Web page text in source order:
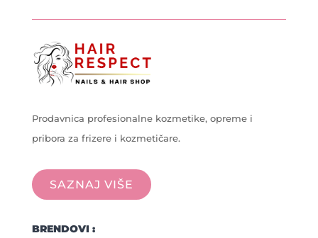
Prodavnica profesionalne kozmetike, opreme i
pribora za frizere i kozmetičare.
SAZNAJ VIŠE
BRENDOVI :